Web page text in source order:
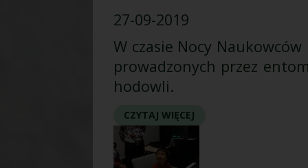
27-09-2019
W czasie Nocy
prowadzonych przez
hodowli.
CZYTAJ WIĘCEJ